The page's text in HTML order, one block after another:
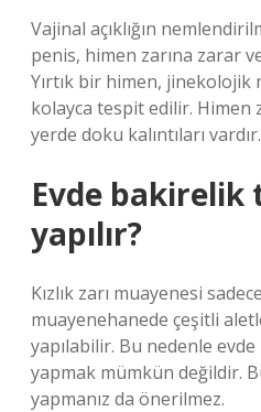
Vajinal açıklığın
penis, himen zarına zarar
Yırtık bir himen, jinekolojik
kolayca tespit edilir. Himen
yerde doku kalıntıları vardır.
Evde bakirelik
yapılır?
Kızlık zarı muayenesi
muayenehanede çeşitli
yapılabilir. Bu nedenle evde
yapmak mümkün değildir.
yapmanız da önerilmez.